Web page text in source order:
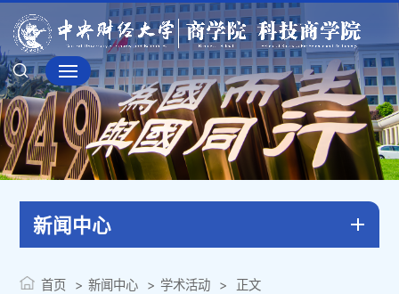
新闻中心
首页 新闻中心 学术活动 正文